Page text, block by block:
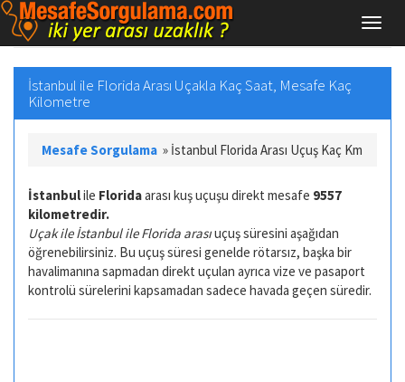
İstanbul ile Florida Arası Uçakla Kaç Saat, Mesafe Kaç
Kilometre
Mesafe Sorgulama » İstanbul Florida Arası Uçuş Kaç Km
İstanbulile Floridaarası kuş uçuşu direkt mesafe 9557
kilometredir.
Uçak ile İstanbul ile Florida arasıuçuş süresini aşağıdan
öğrenebilirsiniz. Bu uçuş süresi genelde rötarsız, başka bir
havalimanına sapmadan direkt uçulan ayrıca vize ve pasaport
kontrolü sürelerini kapsamadan sadece havada geçen süredir.